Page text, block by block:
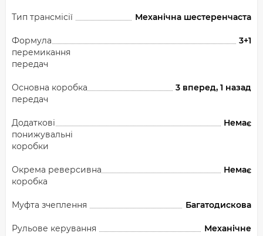
Тип трансмісії Механічна шестеренчаста
Формула
перемикання
передач
3+1
Основна коробка
передач
3 вперед, 1 назад
Додаткові
понижувальні
коробки
Немає
Окрема реверсивна
коробка
Немає
Муфта зчеплення Багатодискова
Рульове керування Механічне